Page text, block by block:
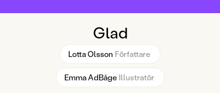
Glad
Lotta Olsson Författare
Emma AdBåge Illustratör